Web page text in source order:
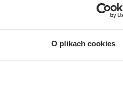
O plikach cookies